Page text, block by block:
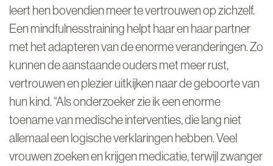
leert hen bovendien meer te vertrouwen op zichzelf.
Een mindfulnesstraining helpt haar en haar partner
met het adapteren van de enorme veranderingen. Zo
kunnen de aanstaande ouders met meer rust,
vertrouwen en plezier uitkijken naar de geboorte van
hun kind. “Als onderzoeker zie ik een enorme
toename van medische interventies, die lang niet
allemaal een logische verklaringen hebben. Veel
vrouwen zoeken en krijgen medicatie, terwijl zwanger